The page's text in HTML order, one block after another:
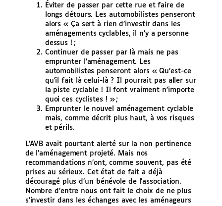
Éviter de passer par cette rue et faire de
longs détours. Les automobilistes penseront
alors « Ça sert à rien d’investir dans les
aménagements cyclables, il n’y a personne
dessus ! ;
Continuer de passer par là mais ne pas
emprunter l’aménagement. Les
automobilistes penseront alors « Qu’est-ce
qu’il fait là celui-là ? Il pourrait pas aller sur
la piste cyclable ! Il font vraiment n’importe
quoi ces cyclistes ! » ;
Emprunter le nouvel aménagement cyclable
mais, comme décrit plus haut, à vos risques
et périls.
L’AVB avait pourtant alerté sur la non pertinence
de l’aménagement projeté. Mais nos
recommandations n’ont, comme souvent, pas été
prises au sérieux. Cet état de fait a déjà
découragé plus d’un bénévole de l’association.
Nombre d’entre nous ont fait le choix de ne plus
s’investir dans les échanges avec les aménageurs